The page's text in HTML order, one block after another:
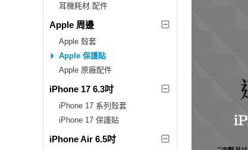
耳機耗材.配件
Apple 周邊
Apple 殼套
Apple 保護貼
Apple 原廠配件
iPhone 17 6.3吋
iPhone 17 系列殼套
iPhone 17 保護貼
iPhone Air 6.5吋